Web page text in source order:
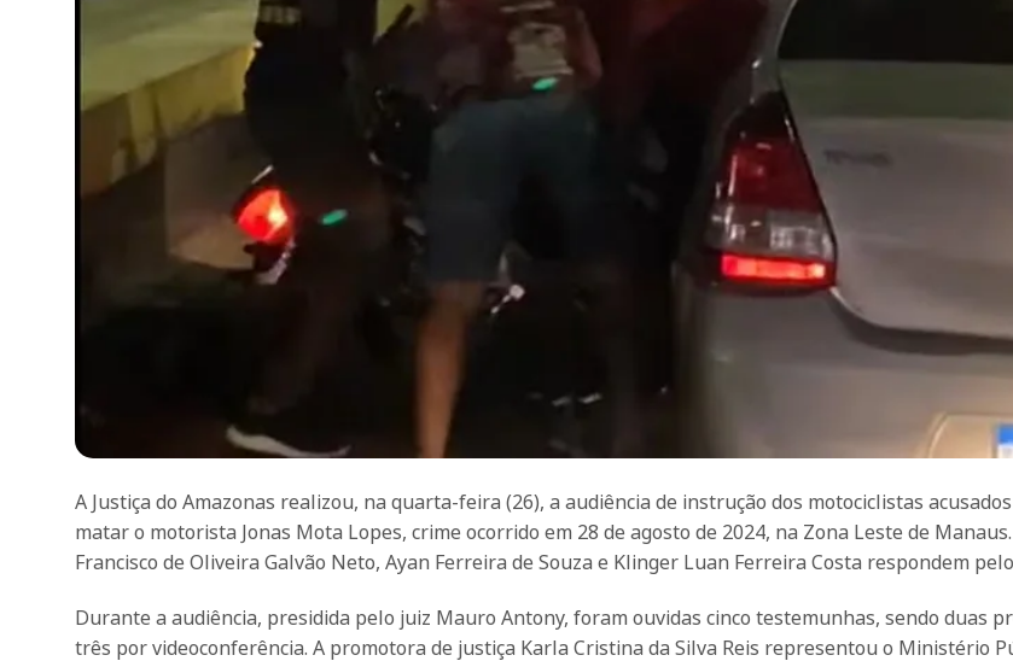
A Justiça do Amazonas realizou, na quarta-feira (26), a audiência de instrução dos motociclistas
matar o motorista Jonas Mota Lopes, crime ocorrido em 28 de agosto de 2024, na Zona Leste de
Francisco de Oliveira Galvão Neto, Ayan Ferreira de Souza e Klinger Luan Ferreira Costa respondem
Durante a audiência, presidida pelo juiz Mauro Antony, foram ouvidas cinco testemunhas, sendo duas
três por videoconferência. A promotora de justiça Karla Cristina da Silva Reis representou o Ministério